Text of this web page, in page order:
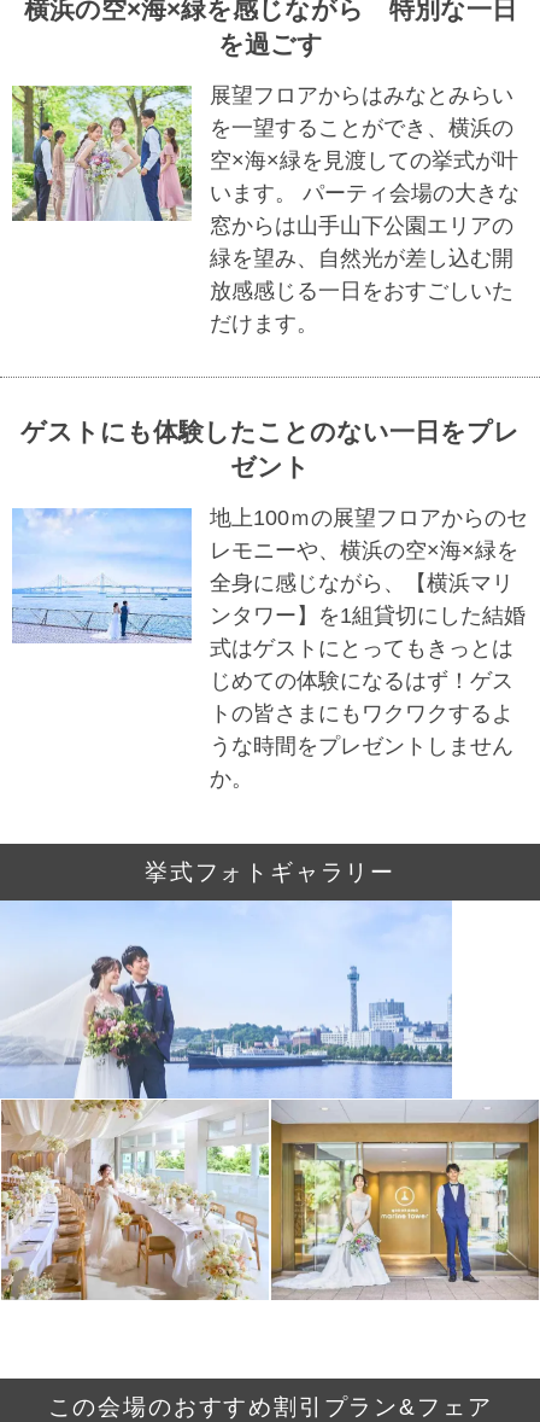
横浜の空×海×緑を感じながら 特別な一日
を過ごす
展望フロアからはみなとみらい
を一望することができ、横浜の
空×海×緑を見渡しての挙式が叶
います。 パーティ会場の大きな
窓からは山手山下公園エリアの
緑を望み、自然光が差し込む開
放感感じる一日をおすごしいた
だけます。
ゲストにも体験したことのない一日をプレ
ゼント
地上100ｍの展望フロアからのセ
レモニーや、横浜の空×海×緑を
全身に感じながら、【横浜マリ
ンタワー】を1組貸切にした結婚
式はゲストにとってもきっとは
じめての体験になるはず！ゲス
トの皆さまにもワクワクするよ
うな時間をプレゼントしません
か。
挙式フォトギャラリー
この会場のおすすめ割引プラン&フェア